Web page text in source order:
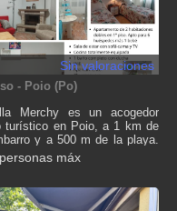
Sin valoraciones
- Poio (Po)
Merchy es un acogedor
turístico en Poio, a 1 km de
y a 500 m de la playa.
para familias o amigos, con
dobles, sofá cama
(si se necesita). Cocina
WIFI, baño completo,
máx